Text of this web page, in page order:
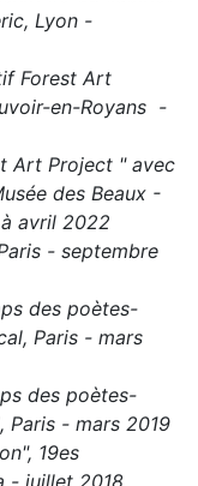
Lyon -
Forest Art
en-Royans -
Art Project " avec
des Beaux -
avril 2022
- septembre
des poètes-
Paris - mars
des poètes-
Paris - mars 2019
19es